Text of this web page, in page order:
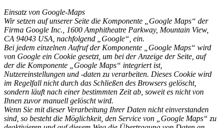
Einsatz von Google-Maps
Wir setzen auf unserer Seite die Komponente „Google Maps“ der
Firma Google Inc., 1600 Amphitheatre Parkway, Mountain View,
CA 94043 USA, nachfolgend „Google“, ein.
Bei jedem einzelnen Aufruf der Komponente „Google Maps“ wird
von Google ein Cookie gesetzt, um bei der Anzeige der Seite, auf
der die Komponente „Google Maps“ integriert ist,
Nutzereinstellungen und -daten zu verarbeiten. Dieses Cookie wird
im Regelfall nicht durch das Schließen des Browsers gelöscht,
sondern läuft nach einer bestimmten Zeit ab, soweit es nicht von
Ihnen zuvor manuell gelöscht wird.
Wenn Sie mit dieser Verarbeitung Ihrer Daten nicht einverstanden
sind, so besteht die Möglichkeit, den Service von „Google Maps“ zu